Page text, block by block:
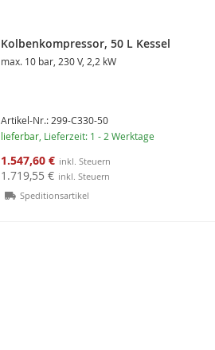
Kolbenkompressor, 50 L Kessel
max. 10 bar, 230 V, 2,2 kW
Artikel-Nr.: 299-C330-50
lieferbar , Lieferzeit: 1 - 2 Werktage
Sonderangebot
1.547,60 €
1.719,55 €
Speditionsartikel